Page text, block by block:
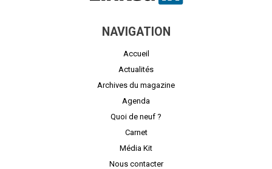
NAVIGATION
Accueil
Actualités
Archives du magazine
Agenda
Quoi de neuf ?
Carnet
Média Kit
Nous contacter